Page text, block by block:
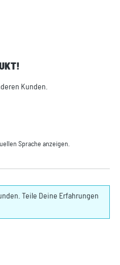
0 von 5 Sternen
Kunden.
Sprache anzeigen.
Teile Deine Erfahrungen